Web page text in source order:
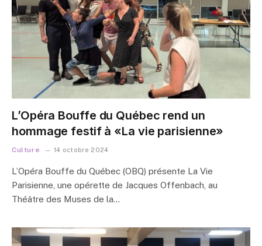
L’Opéra Bouffe du Québec rend un
hommage festif à «La vie parisienne»
Culture 14 octobre 2024
L’Opéra Bouffe du Québec (OBQ) présente La Vie
Parisienne, une opérette de Jacques Offenbach, au
Théâtre des Muses de la…